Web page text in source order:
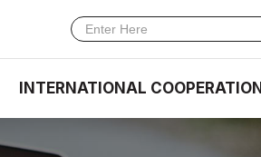
INTERNATIONAL COOPERATION